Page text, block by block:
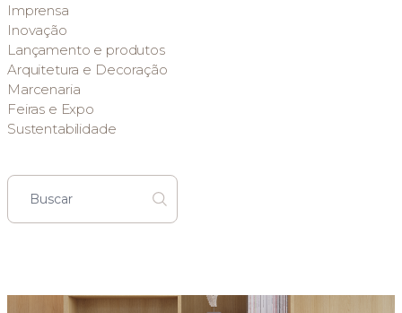
Imprensa
Inovação
Lançamento e produtos
Arquitetura e Decoração
Marcenaria
Feiras e Expo
Sustentabilidade